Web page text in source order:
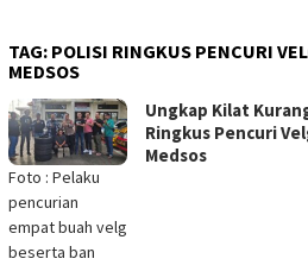
TAG: POLISI RINGKUS PENCURI
MEDSOS
Foto : Pelaku
pencurian
empat buah velg
beserta ban
Ungkap Kilat
Ringkus Pencuri
Medsos